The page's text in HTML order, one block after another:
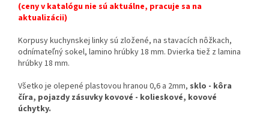
(ceny v katalógu nie sú aktuálne, pracuje sa na
aktualizácii)
Korpusy kuchynskej linky sú zložené, na stavacích nôžkach,
odnímateľný sokel, lamino hrúbky 18 mm. Dvierka tiež z lamina
hrúbky 18 mm.
Všetko je olepené plastovou hranou 0,6 a 2mm, sklo - kôra
číra, pojazdy zásuvky kovové - kolieskové, kovové
úchytky.